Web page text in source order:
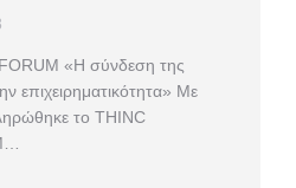
«Η σύνδεση της
επιχειρηματικότητα» Με
το ΤHINC